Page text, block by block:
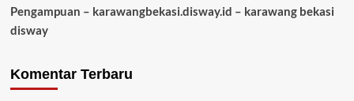
Pengampuan – karawangbekasi.disway.id – karawang bekasi
disway
Komentar Terbaru